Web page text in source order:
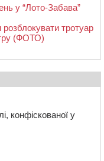
у “Лото-Забава”
тротуар
(ФОТО)
конфіскованої у